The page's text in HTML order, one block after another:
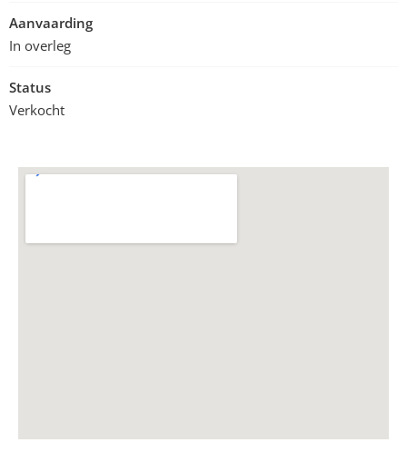
Aanvaarding
In overleg
Status
Verkocht